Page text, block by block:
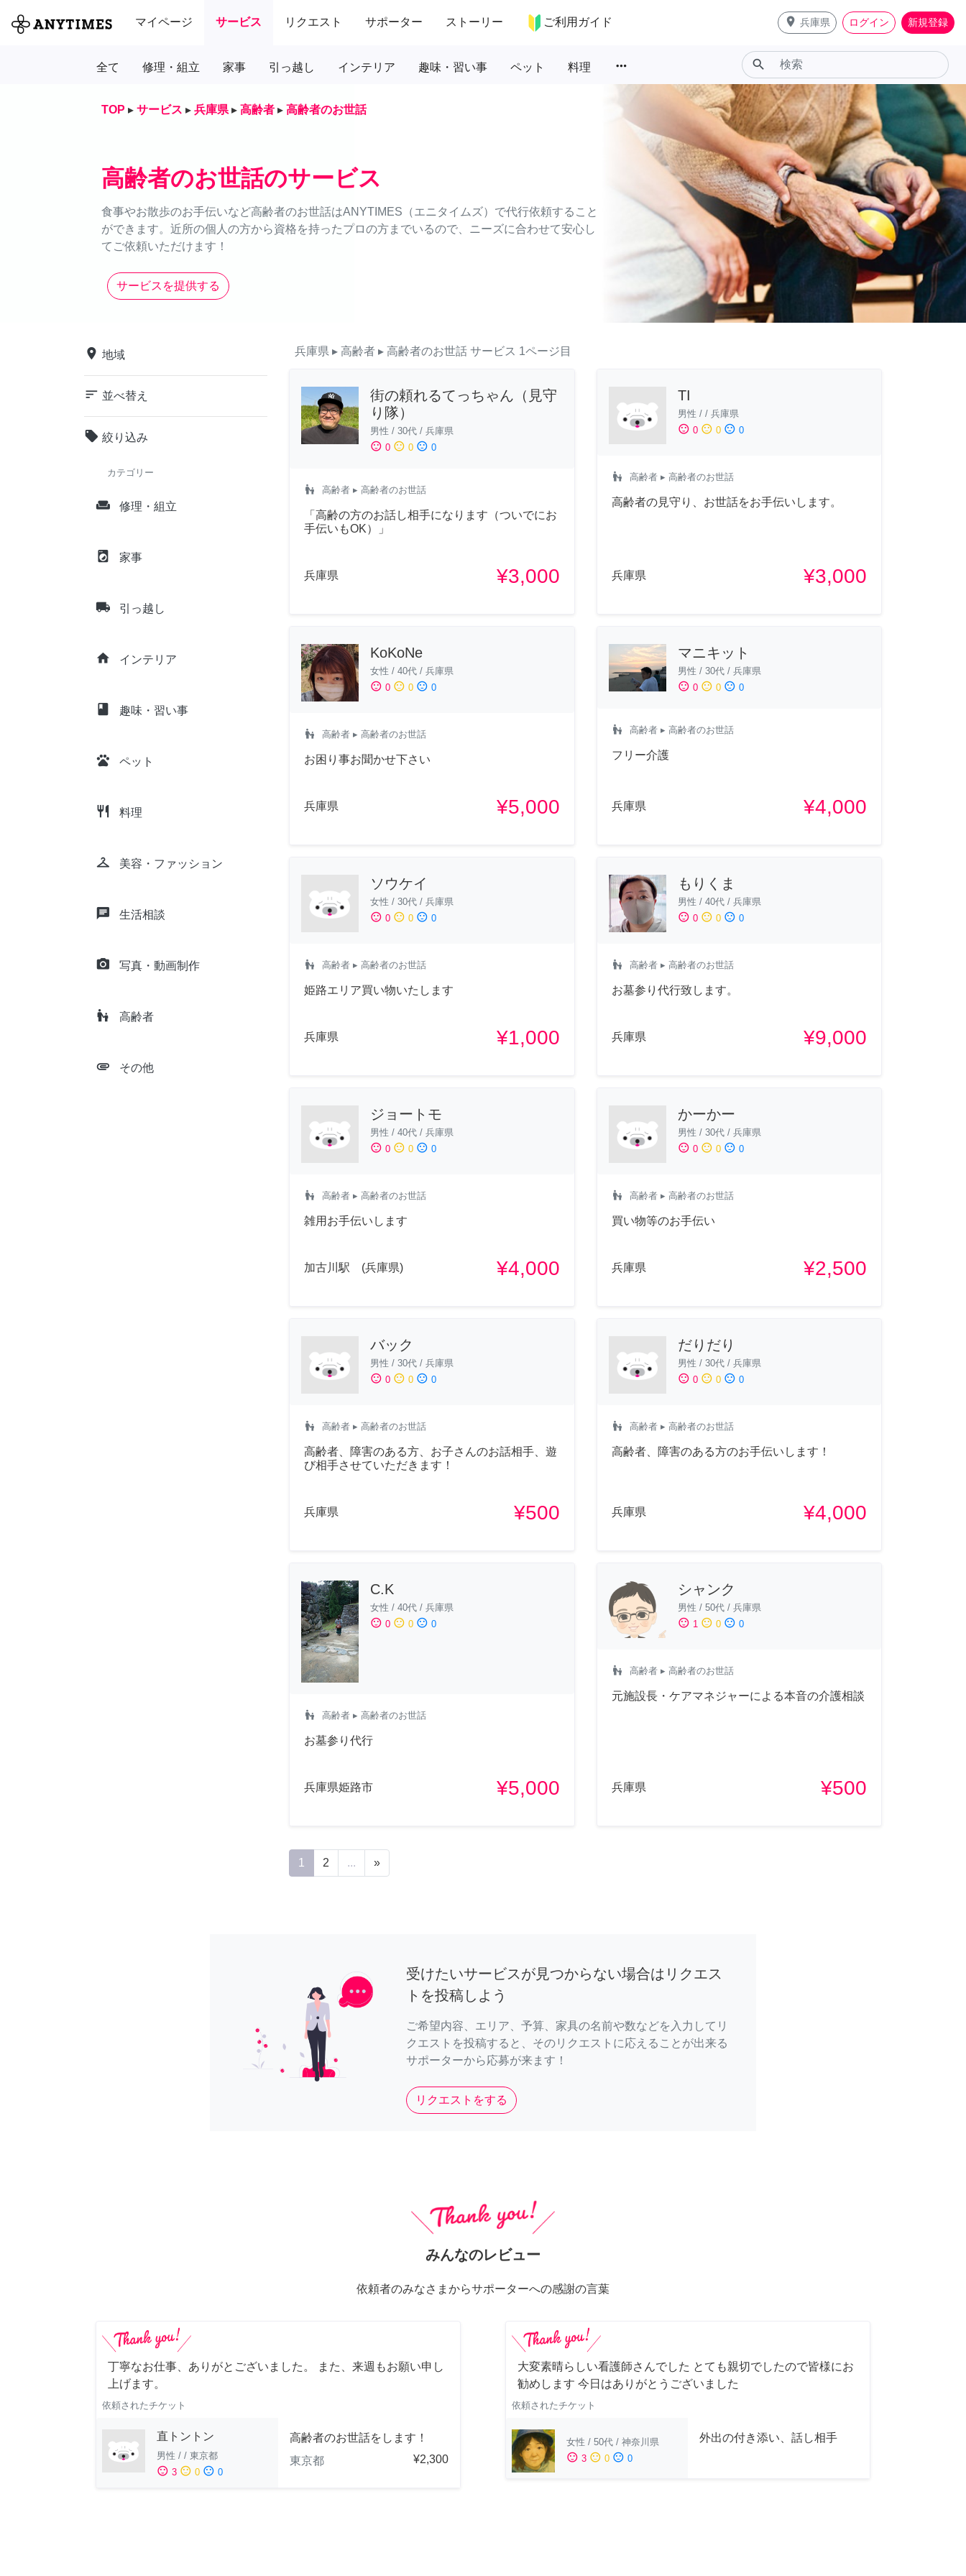
マイページ サービス リクエスト サポーター ストーリー ご利用ガイド place 兵庫県 ログイン 新規登録
全て 修理・組立 家事 引っ越し インテリア 趣味・習い事 ペット 料理 more_horiz search
TOP ▸ サービス ▸ 兵庫県 ▸ 高齢者 ▸ 高齢者のお世話
高齢者のお世話のサービス
食事やお散歩のお手伝いなど高齢者のお世話はANYTIMES（エニタイムズ）で代行依頼すること
ができます。近所の個人の方から資格を持ったプロの方までいるので、ニーズに合わせて安心し
てご依頼いただけます！
サービスを提供する
place 地域
sort 並べ替え
local_offer 絞り込み
カテゴリー
weekend 修理・組立
local_laundry_service 家事
local_shipping 引っ越し
home インテリア
class 趣味・習い事
pets ペット
restaurant 料理
checkroom 美容・ファッション
chat 生活相談
camera_alt 写真・動画制作
escalator_warning 高齢者
attachment その他
兵庫県 ▸ 高齢者 ▸ 高齢者のお世話 サービス 1ページ目
街の頼れるてっちゃん（見守
り隊）
男性 / 30代 / 兵庫県
sentiment_satisfied 0 sentiment_neutral 0 sentiment_dissatisfied 0
escalator_warning 高齢者 ▸ 高齢者のお世話
「高齢の方のお話し相手になります（ついでにお
手伝いもOK）」
兵庫県 ¥3,000
TI
男性 / / 兵庫県
sentiment_satisfied 0 sentiment_neutral 0 sentiment_dissatisfied 0
escalator_warning 高齢者▸ 高齢者のお世話
高齢者の見守り、お世話をお手伝いします。
兵庫県 ¥3,000
KoKoNe
女性 / 40代 / 兵庫県
sentiment_satisfied 0 sentiment_neutral 0 sentiment_dissatisfied 0
escalator_warning 高齢者 ▸ 高齢者のお世話
お困り事お聞かせ下さい
兵庫県 ¥5,000
マニキット
男性 / 30代/ 兵庫県
sentiment_satisfied 0 sentiment_neutral 0 sentiment_dissatisfied 0
escalator_warning 高齢者▸ 高齢者のお世話
フリー介護
兵庫県 ¥4,000
ソウケイ
女性 / 30代 / 兵庫県
sentiment_satisfied 0 sentiment_neutral 0 sentiment_dissatisfied 0
escalator_warning 高齢者 ▸ 高齢者のお世話
姫路エリア買い物いたします
兵庫県 ¥1,000
もりくま
男性 / 40代/ 兵庫県
sentiment_satisfied 0 sentiment_neutral 0 sentiment_dissatisfied 0
escalator_warning 高齢者▸ 高齢者のお世話
お墓参り代行致します。
兵庫県 ¥9,000
ジョートモ
男性 / 40代 / 兵庫県
sentiment_satisfied 0 sentiment_neutral 0 sentiment_dissatisfied 0
escalator_warning 高齢者 ▸ 高齢者のお世話
雑用お手伝いします
加古川駅 (兵庫県) ¥4,000
かーかー
男性 / 30代/ 兵庫県
sentiment_satisfied 0 sentiment_neutral 0 sentiment_dissatisfied 0
escalator_warning 高齢者▸ 高齢者のお世話
買い物等のお手伝い
兵庫県 ¥2,500
バック
男性 / 30代 / 兵庫県
sentiment_satisfied 0 sentiment_neutral 0 sentiment_dissatisfied 0
escalator_warning 高齢者 ▸ 高齢者のお世話
高齢者、障害のある方、お子さんのお話相手、遊
び相手させていただきます！
兵庫県 ¥500
だりだり
男性 / 30代/ 兵庫県
sentiment_satisfied 0 sentiment_neutral 0 sentiment_dissatisfied 0
escalator_warning 高齢者▸ 高齢者のお世話
高齢者、障害のある方のお手伝いします！
兵庫県 ¥4,000
C.K
女性 / 40代 / 兵庫県
sentiment_satisfied 0 sentiment_neutral 0 sentiment_dissatisfied 0
escalator_warning 高齢者 ▸ 高齢者のお世話
お墓参り代行
兵庫県姫路市 ¥5,000
シャンク
男性 / 50代/ 兵庫県
sentiment_satisfied 1 sentiment_neutral 0 sentiment_dissatisfied 0
escalator_warning 高齢者▸ 高齢者のお世話
元施設長・ケアマネジャーによる本音の介護相談
兵庫県 ¥500
1 2 ... »
受けたいサービスが見つからない場合はリクエス
トを投稿しよう
ご希望内容、エリア、予算、家具の名前や数などを入力してリ
クエストを投稿すると、そのリクエストに応えることが出来る
サポーターから応募が来ます！
リクエストをする
みんなのレビュー
依頼者のみなさまからサポーターへの感謝の言葉
丁寧なお仕事、ありがとございました。 また、来週もお願い申し
上げます。
依頼されたチケット
直トントン
男性 / / 東京都
sentiment_satisfied 3 sentiment_neutral 0 sentiment_dissatisfied 0
高齢者のお世話をします！
東京都
¥2,300
大変素晴らしい看護師さんでした とても親切でしたので皆様にお
勧めします 今日はありがとうございました
依頼されたチケット
女性 / 50代 / 神奈川県
sentiment_satisfied 3 sentiment_neutral 0 sentiment_dissatisfied 0
外出の付き添い、話し相手